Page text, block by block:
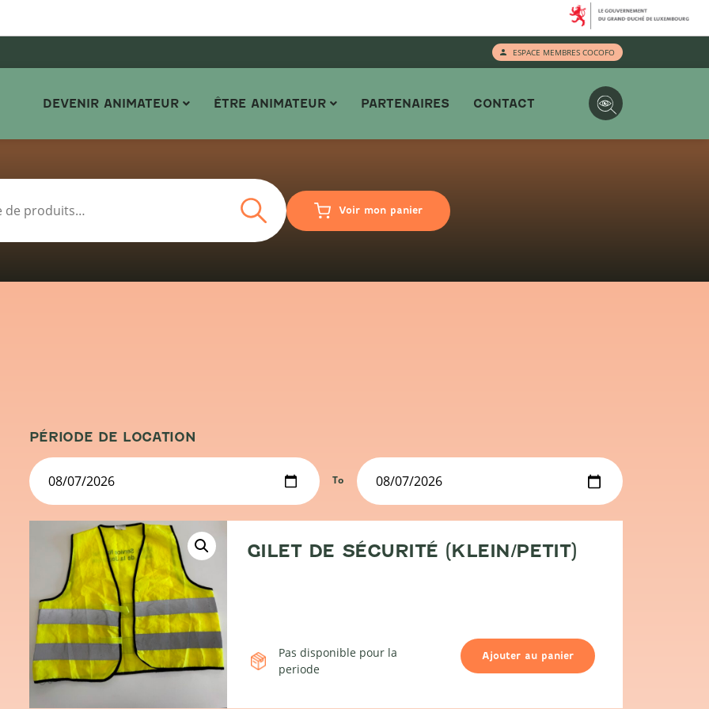
ESPACE MEMBRES COCOFO
DEVENIR ANIMATEUR ÊTRE ANIMATEUR PARTENAIRES CONTACT
Recherche Voir mon panier
PÉRIODE DE LOCATION
To
GILET DE SÉCURITÉ (KLEIN/PETIT)
Pas disponible pour la
periode
Ajouter au panier